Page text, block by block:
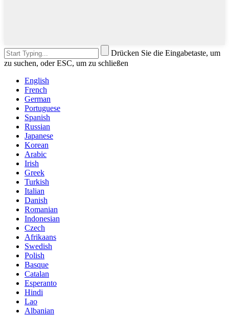
Drücken Sie die Eingabetaste, um
zu suchen, oder ESC, um zu schließen
English
French
German
Portuguese
Spanish
Russian
Japanese
Korean
Arabic
Irish
Greek
Turkish
Italian
Danish
Romanian
Indonesian
Czech
Afrikaans
Swedish
Polish
Basque
Catalan
Esperanto
Hindi
Lao
Albanian